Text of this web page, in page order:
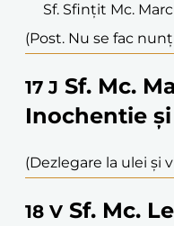
Sf. Sfințit Mc.
(Post. Nu se fac
17 J Sf. Mc.
Inochentie
(Dezlegare la ulei și
18 V Sf. Mc.